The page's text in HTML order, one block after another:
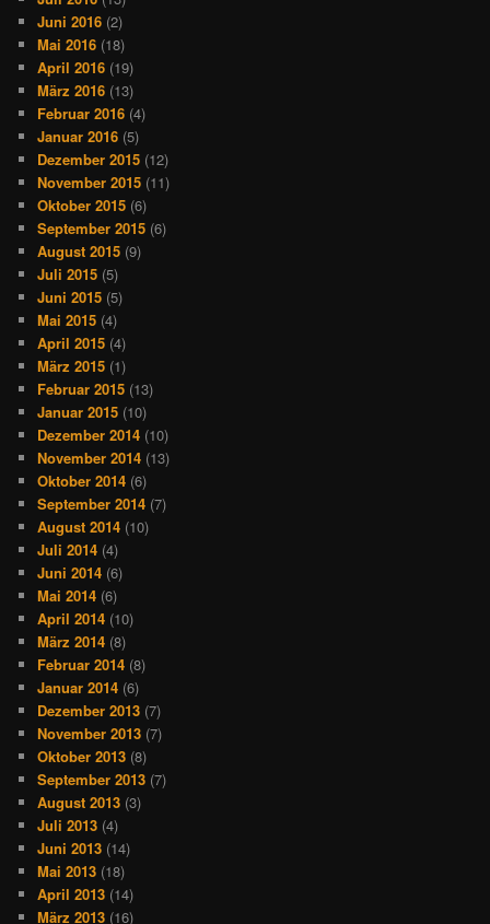
Juni 2016 (2)
Mai 2016 (18)
April 2016 (19)
März 2016 (13)
Februar 2016 (4)
Januar 2016 (5)
Dezember 2015 (12)
November 2015 (11)
Oktober 2015 (6)
September 2015 (6)
August 2015 (9)
Juli 2015 (5)
Juni 2015 (5)
Mai 2015 (4)
April 2015 (4)
März 2015 (1)
Februar 2015 (13)
Januar 2015 (10)
Dezember 2014 (10)
November 2014 (13)
Oktober 2014 (6)
September 2014 (7)
August 2014 (10)
Juli 2014 (4)
Juni 2014 (6)
Mai 2014 (6)
April 2014 (10)
März 2014 (8)
Februar 2014 (8)
Januar 2014 (6)
Dezember 2013 (7)
November 2013 (7)
Oktober 2013 (8)
September 2013 (7)
August 2013 (3)
Juli 2013 (4)
Juni 2013 (14)
Mai 2013 (18)
April 2013 (14)
März 2013 (16)